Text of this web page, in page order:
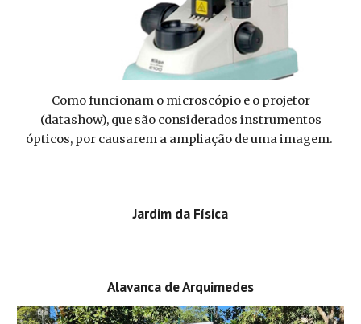
Como funcionam o microscópio e o projetor
(datashow), que são considerados instrumentos
ópticos, por causarem a ampliação de uma imagem.
Jardim da Física
Alavanca de Arquimedes